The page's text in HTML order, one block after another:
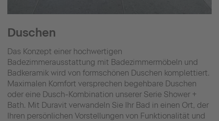
Duschen
Das Konzept einer hochwertigen
Badezimmerausstattung mit Badezimmermöbeln und
Badkeramik wird von formschönen Duschen komplettiert.
Maximalen Komfort versprechen begehbare Duschen
oder eine Dusch-Kombination unserer Serie Shower +
Bath. Mit Duravit verwandeln Sie Ihr Bad in einen Ort, der
Ihren persönlichen Vorstellungen von Funktionalität und